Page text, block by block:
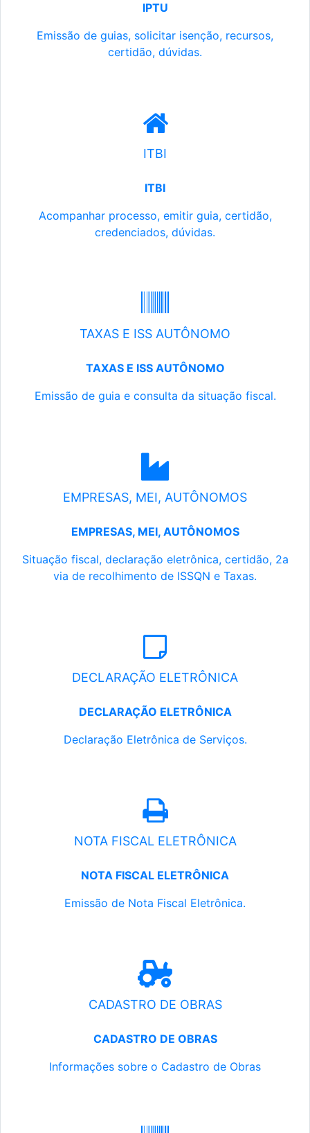
IPTU
Emissão de guias, solicitar isenção, recursos,
certidão, dúvidas.
ITBI
ITBI
Acompanhar processo, emitir guia, certidão,
credenciados, dúvidas.
TAXAS E ISS AUTÔNOMO
TAXAS E ISS AUTÔNOMO
Emissão de guia e consulta da situação fiscal.
EMPRESAS, MEI, AUTÔNOMOS
EMPRESAS, MEI, AUTÔNOMOS
Situação fiscal, declaração eletrônica, certidão, 2a
via de recolhimento de ISSQN e Taxas.
DECLARAÇÃO ELETRÔNICA
DECLARAÇÃO ELETRÔNICA
Declaração Eletrônica de Serviços.
NOTA FISCAL ELETRÔNICA
NOTA FISCAL ELETRÔNICA
Emissão de Nota Fiscal Eletrônica.
CADASTRO DE OBRAS
CADASTRO DE OBRAS
Informações sobre o Cadastro de Obras